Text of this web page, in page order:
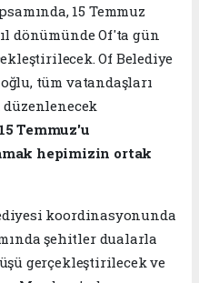
15 Temmuz
dönümünde Of'ta gün
Of Belediye
tüm vatandaşları
Temmuz'u
hepimizin ortak
koordinasyonunda
şehitler dualarla
gerçekleştirilecek ve